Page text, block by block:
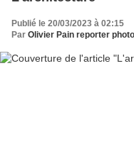
Publié le 20/03/2023 à 02:15
Par Olivier Pain reporter